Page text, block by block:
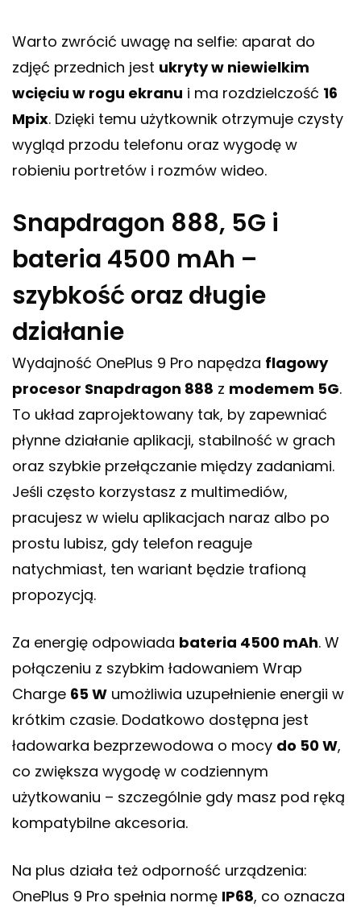
Warto zwrócić uwagę na selfie: aparat do
zdjęć przednich jest ukryty w niewielkim
wcięciu w rogu ekranu i ma rozdzielczość 16
Mpix. Dzięki temu użytkownik otrzymuje czysty
wygląd przodu telefonu oraz wygodę w
robieniu portretów i rozmów wideo.
Snapdragon 888, 5G i
bateria 4500 mAh –
szybkość oraz długie
działanie
Wydajność OnePlus 9 Pro napędza flagowy
procesor Snapdragon 888 z modemem 5G.
To układ zaprojektowany tak, by zapewniać
płynne działanie aplikacji, stabilność w grach
oraz szybkie przełączanie między zadaniami.
Jeśli często korzystasz z multimediów,
pracujesz w wielu aplikacjach naraz albo po
prostu lubisz, gdy telefon reaguje
natychmiast, ten wariant będzie trafioną
propozycją.
Za energię odpowiada bateria 4500 mAh. W
połączeniu z szybkim ładowaniem Wrap
Charge 65 W umożliwia uzupełnienie energii w
krótkim czasie. Dodatkowo dostępna jest
ładowarka bezprzewodowa o mocy do 50 W,
co zwiększa wygodę w codziennym
użytkowaniu – szczególnie gdy masz pod ręką
kompatybilne akcesoria.
Na plus działa też odporność urządzenia:
OnePlus 9 Pro spełnia normę IP68, co oznacza